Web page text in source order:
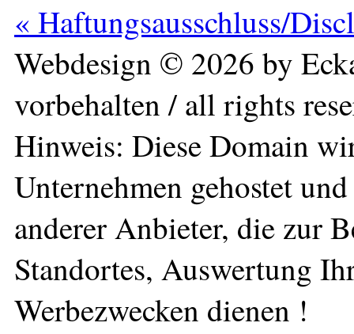
« Haftungsausschluss/
Webdesign © 2026 by
vorbehalten / all rights
Hinweis: Diese Domain
Unternehmen gehostet
anderer Anbieter, die zur
Standortes, Auswertung
Werbezwecken dienen !